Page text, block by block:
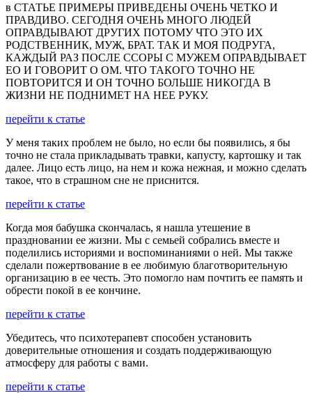
в СТАТЬЕ ПРИМЕРЫ ПРИВЕДЕНЫ ОЧЕНЬ ЧЕТКО И
ПРАВДИВО. СЕГОДНЯ ОЧЕНЬ МНОГО ЛЮДЕЙ
ОПРАВДЫВАЮТ ДРУГИХ ПОТОМУ ЧТО ЭТО ИХ
РОДСТВЕННИК, МУЖ, БРАТ. ТАК И МОЯ ПОДРУГА,
КАЖДЫЙ РАЗ ПОСЛЕ ССОРЫ С МУЖЕМ ОПРАВДЫВАЕТ
ЕО И ГОВОРИТ О ОМ. ЧТО ТАКОГО ТОЧНО НЕ
ПОВТОРИТСЯ И ОН ТОЧНО БОЛЬШЕ НИКОГДА В
ЖИЗНИ НЕ ПОДНИМЕТ НА НЕЕ РУКУ.
перейти к статье
У меня таких проблем не было, но если бы появились, я бы
точно не стала прикладывать травки, капусту, картошку и так
далее. Лицо есть лицо, на нем и кожа нежная, и можно сделать
такое, что в страшном сне не приснится.
перейти к статье
Когда моя бабушка скончалась, я нашла утешение в
праздновании ее жизни. Мы с семьей собрались вместе и
поделились историями и воспоминаниями о ней. Мы также
сделали пожертвование в ее любимую благотворительную
организацию в ее честь. Это помогло нам почтить ее память и
обрести покой в ее кончине.
перейти к статье
Убедитесь, что психотерапевт способен установить
доверительные отношения и создать поддерживающую
атмосферу для работы с вами.
перейти к статье